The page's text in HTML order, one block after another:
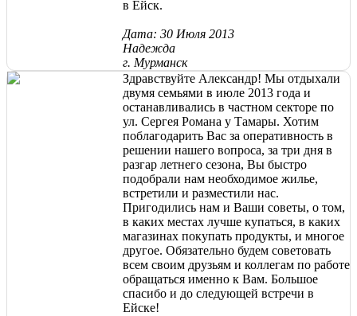
в Ейск.
Дата: 30 Июля 2013
Надежда
г. Мурманск
Здравствуйте Александр! Мы отдыхали
двумя семьями в июле 2013 года и
останавливались в частном секторе по
ул. Сергея Романа у Тамары. Хотим
поблагодарить Вас за оперативность в
решении нашего вопроса, за три дня в
разгар летнего сезона, Вы быстро
подобрали нам необходимое жилье,
встретили и разместили нас.
Пригодились нам и Ваши советы, о том,
в каких местах лучше купаться, в каких
магазинах покупать продукты, и многое
другое. Обязательно будем советовать
всем своим друзьям и коллегам по работе
обращаться именно к Вам. Большое
спасибо и до следующей встречи в
Ейске!